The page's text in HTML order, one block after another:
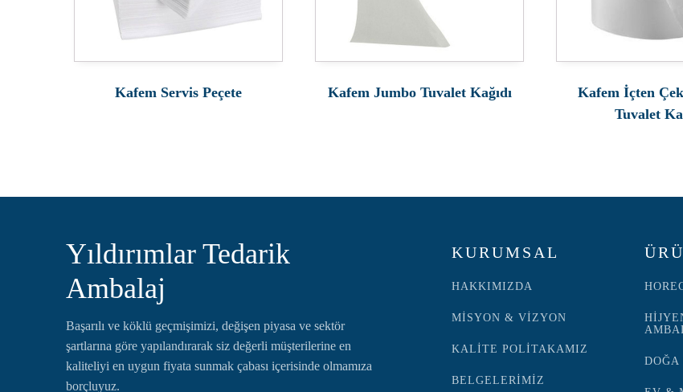
Kafem Servis Peçete Kafem Jumbo Tuvalet Kağıdı
Kafem İçten
Tuvalet
Yıldırımlar Tedarik
Ambalaj
Başarılı ve köklü geçmişimizi, değişen piyasa ve sektör
şartlarına göre yapılandırarak siz değerli müşterilerine en
kaliteliyi en uygun fiyata sunmak çabası içerisinde olmamıza
borçluyuz.
KURUMSAL
HAKKIMIZDA
MİSYON & VİZYON
KALİTE POLİTAKAMIZ
BELGELERİMİZ
DOĞA